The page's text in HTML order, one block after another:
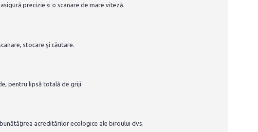
precizie și o scanare de mare viteză.
stocare şi căutare.
pentru lipsă totală de griji.
acreditărilor ecologice ale biroului dvs.